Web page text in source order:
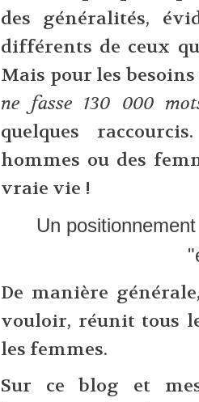
des généralités,
différents de ceux
Mais pour les
ne fasse 130 000
quelques
hommes ou des
vraie vie !
Un
De manière
vouloir, réunit tous
les femmes.
Sur ce blog et